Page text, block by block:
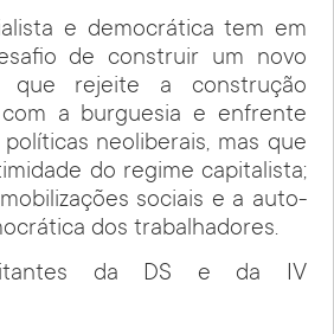
e democrática tem em
de construir um novo
que rejeite a construção
a burguesia e enfrente
neoliberais, mas que
do regime capitalista;
sociais e a auto-
dos trabalhadores.
da DS e da IV